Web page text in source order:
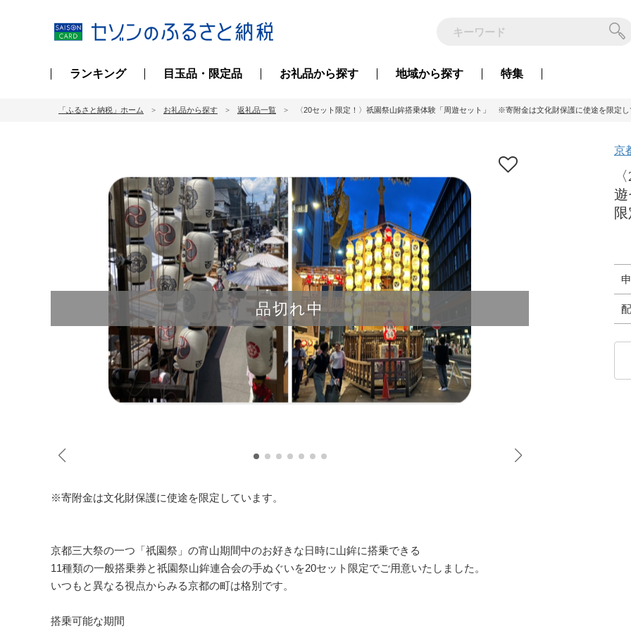
ランキング 目玉品・限定品 お礼品から探す 地域から探す 特集
「ふるさと納税」ホーム お礼品から探す 返礼品一覧 〈20セット限定！〉祇園祭山鉾搭乗体験「周遊セット」 ※寄附金は文化財保護に使途を限定
品切れ中
京
※寄附金は文化財保護に使途を限定しています。
京都三大祭の一つ「祇園祭」の宵山期間中のお好きな日時に山鉾に搭乗できる
11種類の一般搭乗券と祇園祭山鉾連合会の手ぬぐいを20セット限定でご用意いたしました。
いつもと異なる視点からみる京都の町は格別です。
搭乗可能な期間